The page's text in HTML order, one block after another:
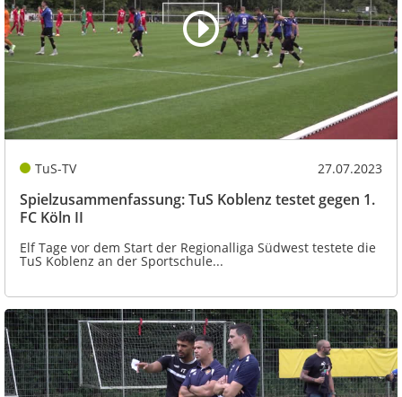
TuS-TV 27.07.2023
Spielzusammenfassung: TuS Koblenz testet gegen 1.
FC Köln II
Elf Tage vor dem Start der Regionalliga Südwest testete die
TuS Koblenz an der Sportschule...